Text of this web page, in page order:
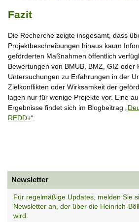
Fazit
Die Recherche zeigte insgesamt, dass
Projektbeschreibungen hinaus kaum
geförderten Maßnahmen öffentlich
Bewertungen von BMUB, BMZ, GIZ oder
Untersuchungen zu Erfahrungen in der
Zielkonflikten oder Wirksamkeit der
lagen nur für wenige Projekte vor. Eine
Ergebnisse findet sich im Blogbeitrag „
REDD+“.
Newsletter
Für regelmäßige Updates, melden Sie
Newsletter an, der über die Heinrich-
wird.